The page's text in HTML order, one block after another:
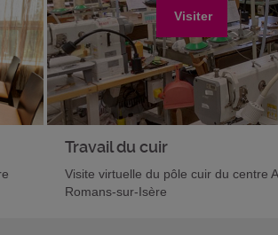
Visiter
Travail du cuir
Visite virtuelle du pôle cuir du centre
Romans-sur-Isère